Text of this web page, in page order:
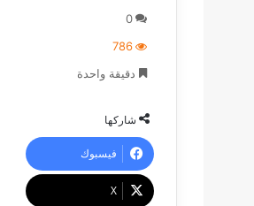
0
786
دقيقة واحدة
شاركها
فيسبوك
‫X